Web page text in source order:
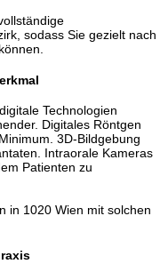
sodass Sie gezielt nach
Technologien
Digitales Röntgen
3D-Bildgebung
Intraorale Kameras
Patienten zu
in 1020 Wien mit solchen